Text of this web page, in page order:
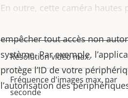
En outre, cette caméra hautes
empêcher tout accès non
système. Par exemple,
protège l’ID de votre
l’autorisation des
Description
de la
propriété
Valeur
de la
propriété
Résolution vidéo max.
Fréquence d'images max. par
seconde